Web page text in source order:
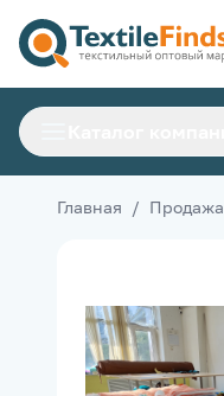
Главная / Продажа